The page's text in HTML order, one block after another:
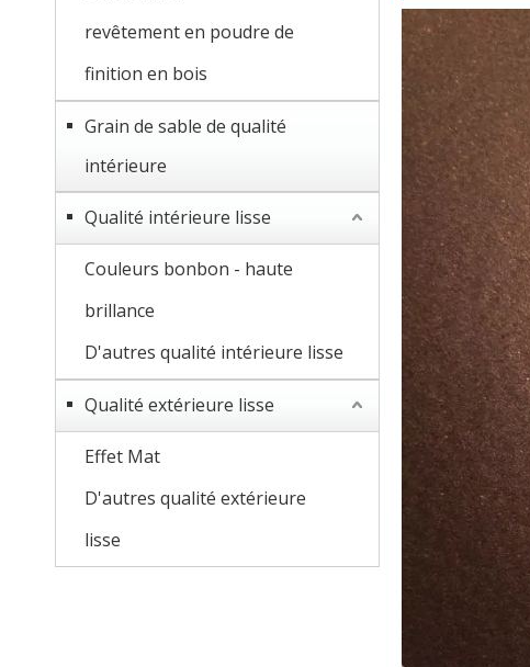
revêtement en poudre de
finition en bois
Grain de sable de qualité
intérieure
Qualité intérieure lisse
Couleurs bonbon - haute
brillance
D'autres qualité intérieure lisse
Qualité extérieure lisse
Effet Mat
D'autres qualité extérieure
lisse